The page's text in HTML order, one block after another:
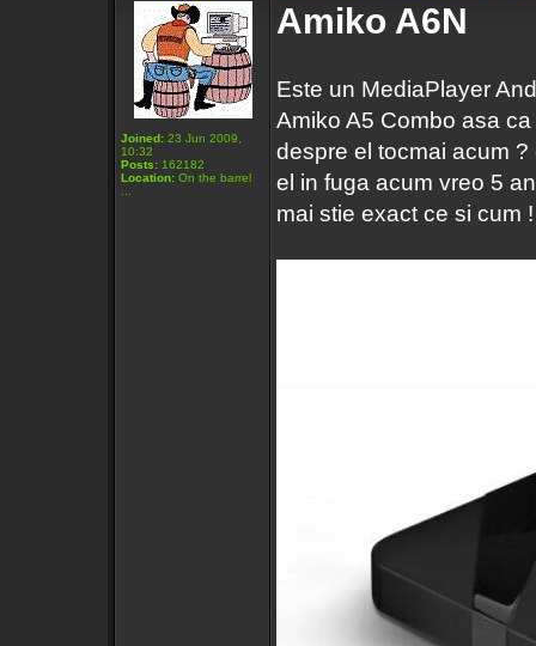
Joined: 23 Jun 2009,
10:32
Posts: 162182
Location: On the barrel
Amiko A6N
Este un MediaPlayer
Amiko A5 Combo asa
despre el tocmai acum
el in fuga acum vreo 5
mai stie exact ce si cum !